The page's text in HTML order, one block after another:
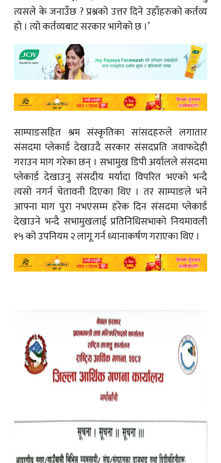
त्यसले के जनाउँछ ? प्रश्नको उत्तर दिने उहाँहरुको कर्तव्य
हो । त्यो कर्तव्यबाट सरकार भागेको छ ।’
साम्पाङसहित श्रम संस्कृतिका सांसदहरुले लगातार
संसदमा प्लेकार्ड देखाउदै सरकार संसदप्रति जवाफदेही
गराउन माग गरेका छन् । सभामुख डिपी अर्यालले संसदमा
प्लेकार्ड देखाउनु संसदीय मर्यादा विपरित भएको भन्दै
त्यसो नगर्न चेतावनी दिएका थिए । तर साम्पाङले भने
आफ्ना माग पुरा नभएसम्म हरेक दिन संसदमा प्लेकार्ड
देखाउने भन्दै सभामुखलाई प्रतिनिधिसभाको नियमावली
१५ को उपनियम २ लागू गर्न ध्यानाकर्षण गराएका थिए ।